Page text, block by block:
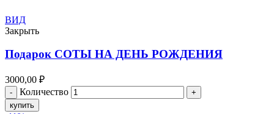
ВИД
Закрыть
Подарок СОТЫ НА ДЕНЬ РОЖДЕНИЯ
3000,00 ₽
Количество
купить